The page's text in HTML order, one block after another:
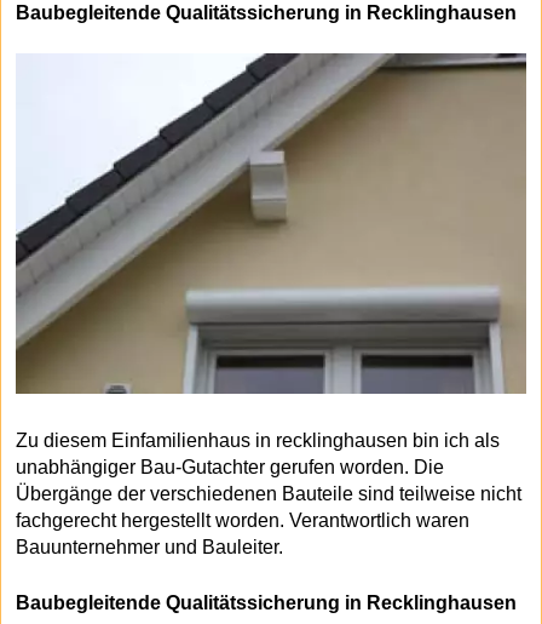
Baubegleitende Qualitätssicherung in Recklinghausen
Zu diesem Einfamilienhaus in recklinghausen bin ich als
unabhängiger Bau-Gutachter gerufen worden. Die
Übergänge der verschiedenen Bauteile sind teilweise nicht
fachgerecht hergestellt worden. Verantwortlich waren
Bauunternehmer und Bauleiter.
Baubegleitende Qualitätssicherung in Recklinghausen